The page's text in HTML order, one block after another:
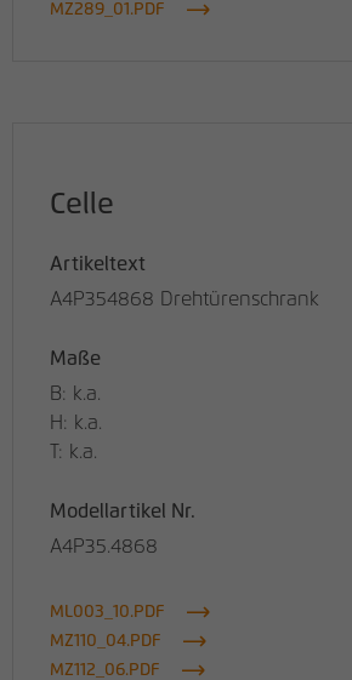
MZ289_01.PDF
Celle
Artikeltext
A4P354868 Drehtürenschrank
Maße
B: k.a.
H: k.a.
T: k.a.
Modellartikel Nr.
A4P35.4868
ML003_10.PDF
MZ110_04.PDF
MZ112_06.PDF